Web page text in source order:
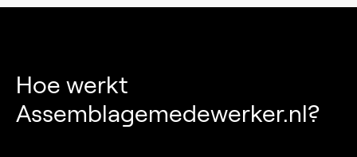
Hoe werkt
Assemblagemedewerker.nl?